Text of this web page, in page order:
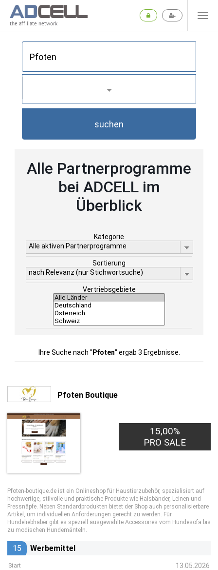
the affiliate network
suchen
Alle Partnerprogramme
bei ADCELL im
Überblick
Kategorie
Alle aktiven Partnerprogramme
Sortierung
nach Relevanz (nur Stichwortsuche)
Vertriebsgebiete
Ihre Suche nach " Pfoten" ergab 3 Ergebnisse.
Pfoten Boutique
15,00%
PRO SALE
Pfoten-boutique.de ist ein Onlineshop für Haustierzubehör, spezialisiert auf
hochwertige, stilvolle und praktische Produkte wie Halsbänder, Leinen und
Fressnäpfe. Neben Standardprodukten bietet der Shop auch personalisierbare
Artikel, um individuellen Anforderungen gerecht zu werden. Für
Hundeliebhaber gibt es speziell ausgewählte Accessoires vom Hundesofa bis
zu modischen Hundemänteln.
15 Werbemittel
Start 13.05.2026